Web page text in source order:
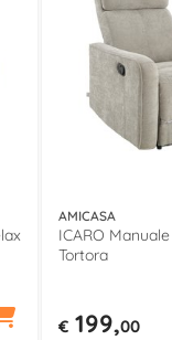
AMICASA
ICARO
Tortora
€ 199,00